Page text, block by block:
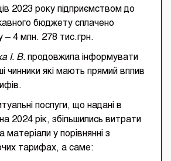
2023 року підприємством до
бюджету сплачено
– 4 млн. 278 тис.грн.
І. В. продовжила інформувати
чинники які мають прямий вплив
послуги, що надані в
2024 рік, збільшились витрати
матеріали у порівнянні з
тарифах, а саме: